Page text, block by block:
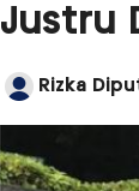
Justru
Rizka